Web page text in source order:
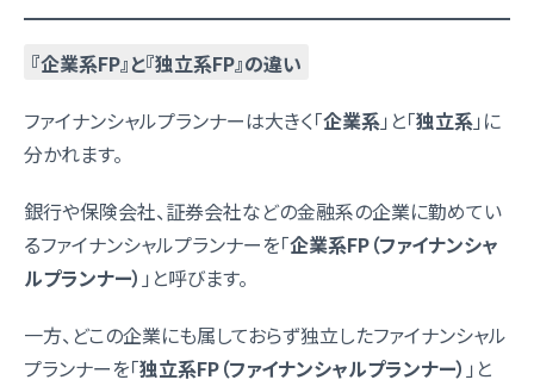
『企業系FP』と『独立系FP』の違い
ファイナンシャルプランナーは大きく「企業系」と「独立系」に
分かれます。
銀行や保険会社、証券会社などの金融系の企業に勤めてい
るファイナンシャルプランナーを「企業系FP（ファイナンシャ
ルプランナー） 」と呼びます。
一方、どこの企業にも属しておらず独立したファイナンシャル
プランナーを「独立系FP（ファイナンシャルプランナー） 」と